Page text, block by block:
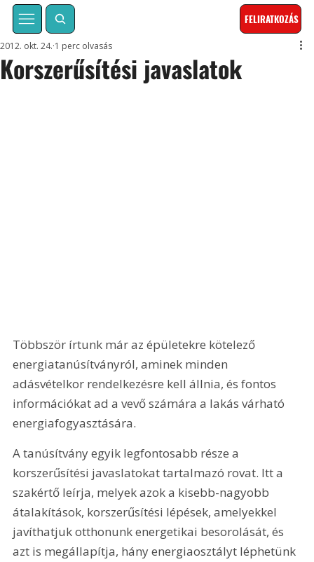
FELIRATKOZÁS
Korszerűsítési javaslatok
2012. okt. 24. 1 perc olvasás
Többször írtunk már az épületekre kötelező
energiatanúsítványról, aminek minden
adásvételkor rendelkezésre kell állnia, és fontos
információkat ad a vevő számára a lakás várható
energiafogyasztására.
A tanúsítvány egyik legfontosabb része a
korszerűsítési javaslatokat tartalmazó rovat. Itt a
szakértő leírja, melyek azok a kisebb-nagyobb
átalakítások, korszerűsítési lépések, amelyekkel
javíthatjuk otthonunk energetikai besorolását, és
azt is megállapítja, hány energiaosztályt léphetünk